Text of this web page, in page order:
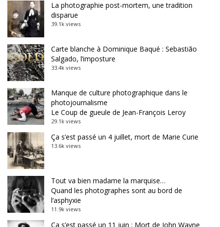
La photographie post-mortem, une tradition
disparue
39.1k views
Carte blanche à Dominique Baqué : Sebastião
Salgado, l’imposture
33.4k views
Manque de culture photographique dans le
photojournalisme
Le Coup de gueule de Jean-François Leroy
29.1k views
Ça s’est passé un 4 juillet, mort de Marie Curie
13.6k views
Tout va bien madame la marquise…
Quand les photographes sont au bord de
l’asphyxie
11.9k views
Ça s’est passé un 11 juin : Mort de John Wayne